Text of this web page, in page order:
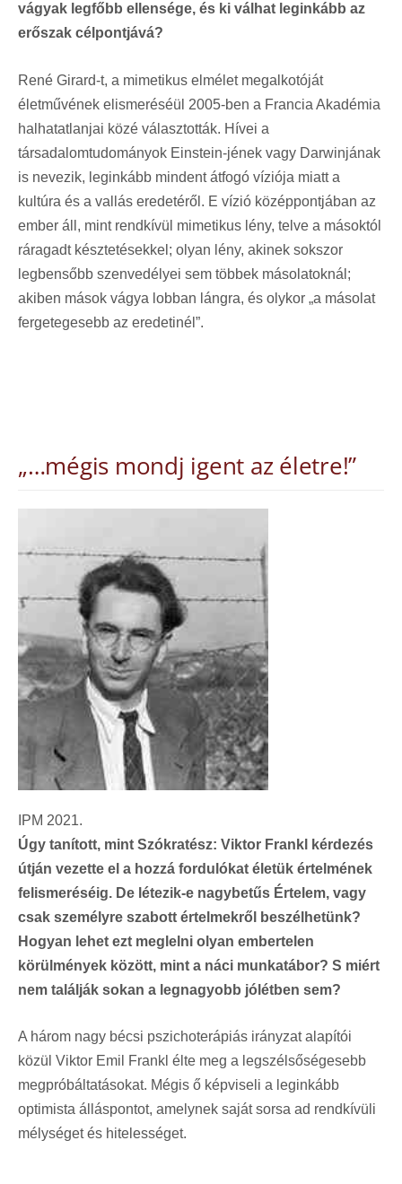
vágyak legfőbb ellensége, és ki válhat leginkább az
erőszak célpontjává?
René Girard-t, a mimetikus elmélet megalkotóját
életművének elismeréséül 2005-ben a Francia Akadémia
halhatatlanjai közé választották. Hívei a
társadalomtudományok Einstein-jének vagy Darwinjának
is nevezik, leginkább mindent átfogó víziója miatt a
kultúra és a vallás eredetéről. E vízió középpontjában az
ember áll, mint rendkívül mimetikus lény, telve a másoktól
ráragadt késztetésekkel; olyan lény, akinek sokszor
legbensőbb szenvedélyei sem többek másolatoknál;
akiben mások vágya lobban lángra, és olykor „a másolat
fergetegesebb az eredetinél”.
„…mégis mondj igent az életre!”
IPM 2021.
Úgy tanított, mint Szókratész: Viktor Frankl kérdezés
útján vezette el a hozzá fordulókat életük értelmének
felismeréséig. De létezik-e nagybetűs Értelem, vagy
csak személyre szabott értelmekről beszélhetünk?
Hogyan lehet ezt meglelni olyan embertelen
körülmények között, mint a náci munkatábor? S miért
nem találják sokan a legnagyobb jólétben sem?
A három nagy bécsi pszichoterápiás irányzat alapítói
közül Viktor Emil Frankl élte meg a legszélsőségesebb
megpróbáltatásokat. Mégis ő képviseli a leginkább
optimista álláspontot, amelynek saját sorsa ad rendkívüli
mélységet és hitelességet.